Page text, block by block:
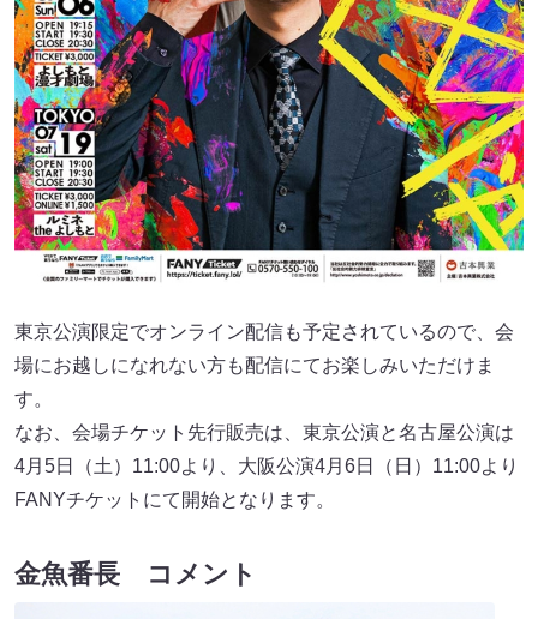
東京公演限定でオンライン配信も予定されているので、会
場にお越しになれない方も配信にてお楽しみいただけま
す。
なお、会場チケット先行販売は、東京公演と名古屋公演は
4月5日（土）11:00より、大阪公演4月6日（日）11:00より
FANYチケットにて開始となります。
金魚番長 コメント